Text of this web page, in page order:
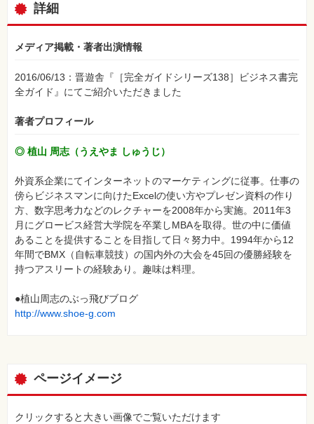
詳細
メディア掲載・著者出演情報
2016/06/13：晋遊舎『［完全ガイドシリーズ138］ビジネス書完
全ガイド』にてご紹介いただきました
著者プロフィール
◎ 植山 周志（うえやま しゅうじ）
外資系企業にてインターネットのマーケティングに従事。仕事の
傍らビジネスマンに向けたExcelの使い方やプレゼン資料の作り
方、数字思考力などのレクチャーを2008年から実施。2011年3
月にグロービス経営大学院を卒業しMBAを取得。世の中に価値
あることを提供することを目指して日々努力中。1994年から12
年間でBMX（自転車競技）の国内外の大会を45回の優勝経験を
持つアスリートの経験あり。趣味は料理。
●植山周志のぶっ飛びブログ
http://www.shoe-g.com
ページイメージ
クリックすると大きい画像でご覧いただけます